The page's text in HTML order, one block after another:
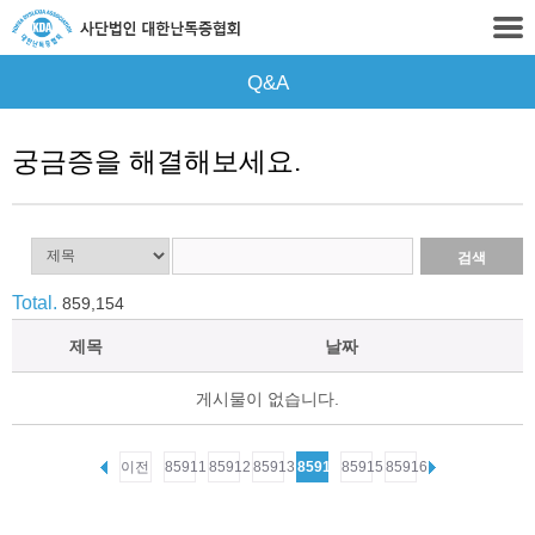
Q&A
궁금증을 해결해보세요.
Total. 859,154
제목 날짜
게시물이 없습니다.
이전 85911 85912 85913 85914 85915 85916